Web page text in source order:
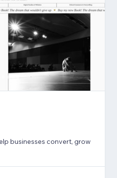
businesses convert, grow